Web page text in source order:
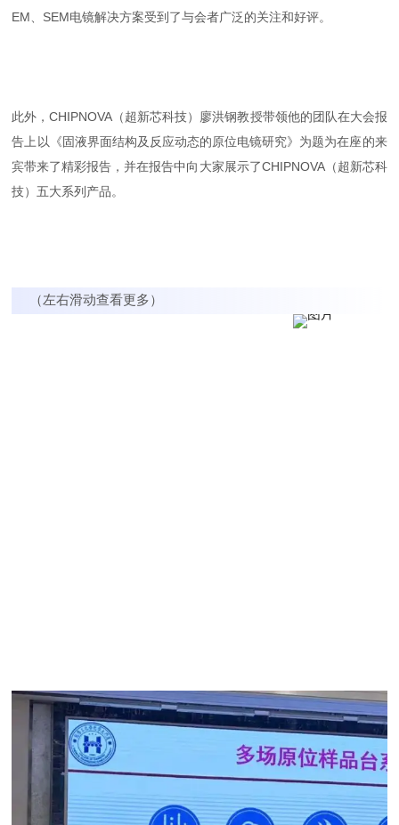
EM、SEM电镜解决方案受到了与会者广泛的关注和好评。
此外，CHIPNOVA（超新芯科技）廖洪钢教授带领他的团队在大会报
告上以《固液界面结构及反应动态的原位电镜研究》为题为在座的来
宾带来了精彩报告，并在报告中向大家展示了CHIPNOVA（超新芯科
技）五大系列产品。
（左右滑动查看更多）